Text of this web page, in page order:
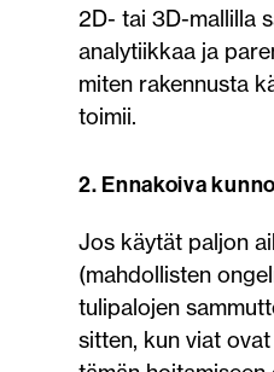
2D- tai 3D-mallilla
analytiikkaa ja
miten rakennusta
toimii.
2. Ennakoiva
Jos käytät paljon
(mahdollisten
tulipalojen
sitten, kun viat